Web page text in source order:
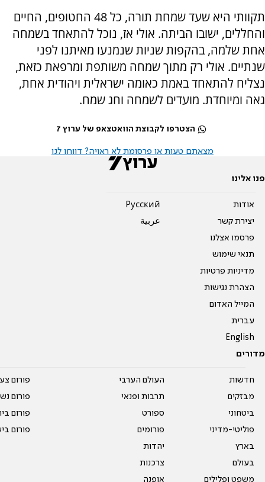
תקוותי היא שעד שמחת תורה, כל 48 החטופים, החיים
והחללים, ישובו הביתה. אולי אז, נוכל להתאחד בשמחה
אחת שלמה, בהקפות שניות שנמנעו מאיתנו לפני
שנתיים. אולי רק מתוך שמחה משותפת ומרפאת כזאת,
נצליח להתאחד באמת כאומה ישראלית ויהודית אחת,
גאה ומיוחדת. מועדים לשמחה וחג שמח.
הצטרפו לקבוצת הוואטצאפ של ערוץ 7
מצאתם טעות או פרסומת לא ראויה? דווחו לנו
פנו אלינו
אודות
יצירת קשר
פרסמו אצלנו
תנאי שימוש
מדיניות פרטיות
הצהרת נגישות
המייל האדום
עברית
English
Pусский
عربية
מדורים
חדשות
מבזקים
ביטחוני
פוליטי-מדיני
בארץ
בעולם
משפט ופלילים
העולם הערבי
תרבות ופנאי
ספורט
פורומים
יהדות
צרכנות
אופנה
פורום
פורום
פורום
פורום